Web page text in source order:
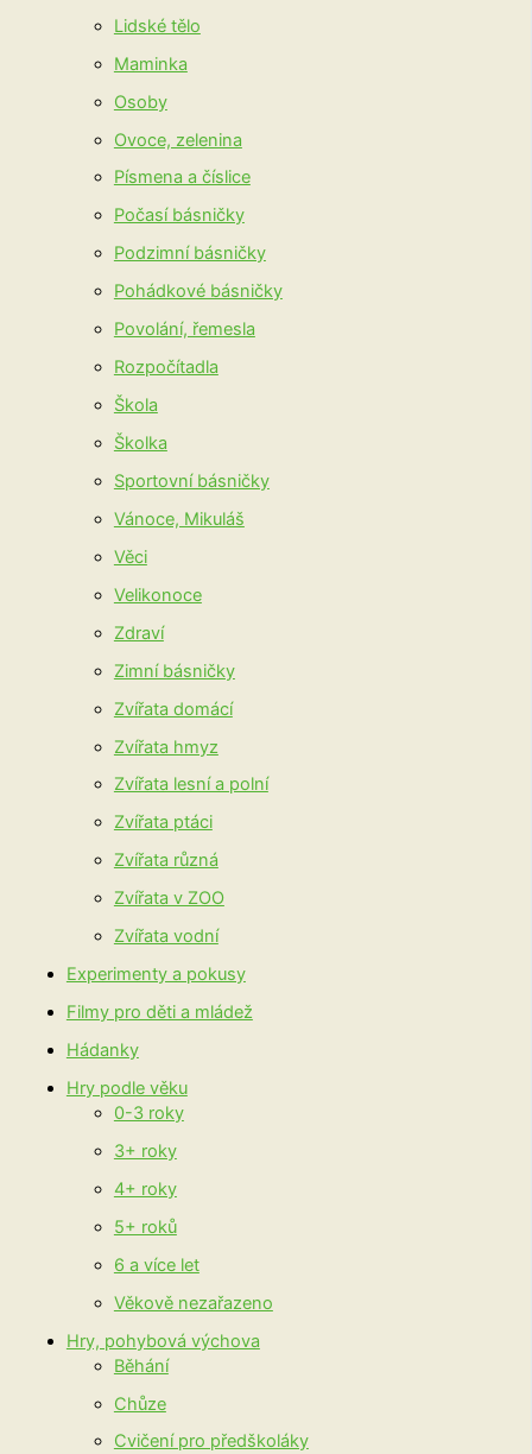
Lidské tělo
Maminka
Osoby
Ovoce, zelenina
Písmena a číslice
Počasí básničky
Podzimní básničky
Pohádkové básničky
Povolání, řemesla
Rozpočítadla
Škola
Školka
Sportovní básničky
Vánoce, Mikuláš
Věci
Velikonoce
Zdraví
Zimní básničky
Zvířata domácí
Zvířata hmyz
Zvířata lesní a polní
Zvířata ptáci
Zvířata různá
Zvířata v ZOO
Zvířata vodní
Experimenty a pokusy
Filmy pro děti a mládež
Hádanky
Hry podle věku
0-3 roky
3+ roky
4+ roky
5+ roků
6 a více let
Věkově nezařazeno
Hry, pohybová výchova
Běhání
Chůze
Cvičení pro předškoláky